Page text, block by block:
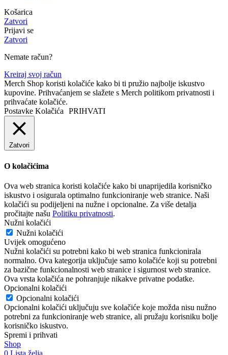
Košarica
Zatvori
Prijavi se
Zatvori
Nemate račun?
Kreiraj svoj račun
Merch Shop koristi kolačiće kako bi ti pružio najbolje iskustvo
kupovine. Prihvaćanjem se slažete s Merch politikom privatnosti i
prihvaćate kolačiće.
Postavke Kolačića PRIHVATI
Zatvori
O kolačićima
Ova web stranica koristi kolačiće kako bi unaprijedila korisničko
iskustvo i osigurala optimalno funkcioniranje web stranice. Naši
kolačići su podijeljeni na nužne i opcionalne. Za više detalja
pročitajte našu Politiku privatnosti.
Nužni kolačići
Nužni kolačići
Uvijek omogućeno
Nužni kolačići su potrebni kako bi web stranica funkcionirala
normalno. Ova kategorija uključuje samo kolačiće koji su potrebni
za bazične funkcionalnosti web stranice i sigurnost web stranice.
Ova vrsta kolačića ne pohranjuje nikakve privatne podatke.
Opcionalni kolačići
Opcionalni kolačići
Opcionalni kolačići uključuju sve kolačiće koje možda nisu nužno
potrebni za funkcioniranje web stranice, ali pružaju korisniku bolje
korisničko iskustvo.
Spremi i prihvati
Shop
0 Lista želja